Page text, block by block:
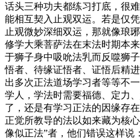
话头三种功夫都练习打底，很
能相互契入止观双运。若是仅
止观微妙深细双运，那就像琅
修学大乘菩萨法在末法时期本
于狮子身中吸吮法乳而反噬狮
悟者、待缘证悟者、证悟后精
出多次正法道场学习者等等不
学人，学法时需要福德、定力
了，还是有学习正法的因缘存
正觉所教导的法以如来藏为核
像似正法”者，他们错误这样说